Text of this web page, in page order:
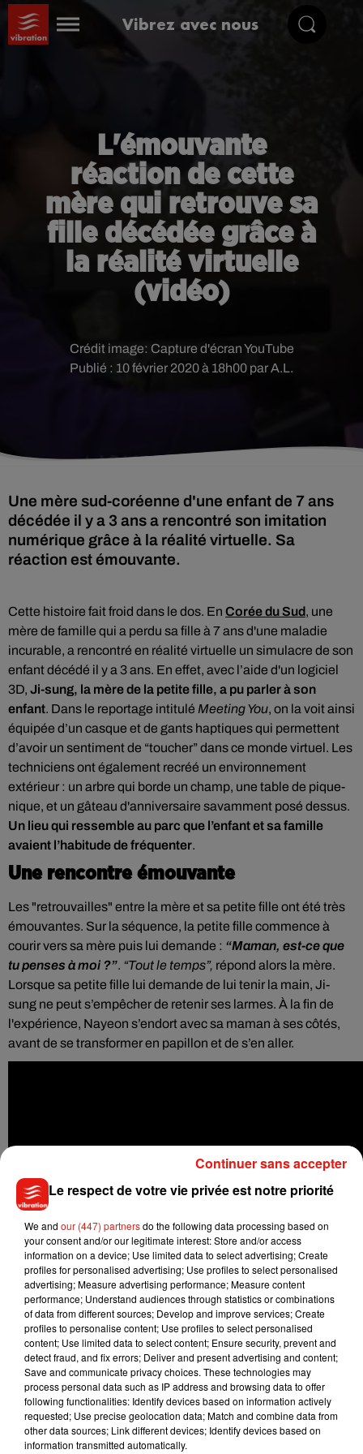
Vibrez avec nous
L'émouvante
réaction de cette
mère qui retrouve sa
fille décédée grâce à
la réalité virtuelle
(vidéo)
Publié : 10 février 2020 à 18h00 par A.L.
Crédit image: Capture d'écran YouTube
Une mère sud-coréenne d'une enfant de 7 ans
décédée il y a 3 ans a rencontré son imitation
numérique grâce à la réalité virtuelle. Sa
réaction est émouvante.
Cette histoire fait froid dans le dos. En Corée du Sud, une
mère de famille qui a perdu sa fille à 7 ans d'une maladie
incurable, a rencontré en réalité virtuelle un simulacre de son
enfant décédé il y a 3 ans. En effet, avec l’aide d'un logiciel
3D, Ji-sung, la mère de la petite fille, a pu parler à son
enfant. Dans le reportage intitulé Meeting You, on la voit ainsi
équipée d’un casque et de gants haptiques qui permettent
d’avoir un sentiment de “toucher” dans ce monde virtuel. Les
techniciens ont également recréé un environnement
extérieur : un arbre qui borde un champ, une table de pique-
nique, et un gâteau d'anniversaire savamment posé dessus.
Un lieu qui ressemble au parc que l’enfant et sa famille
avaient l’habitude de fréquenter.
Une rencontre émouvante
Les "retrouvailles" entre la mère et sa petite fille ont été très
émouvantes. Sur la séquence, la petite fille commence à
courir vers sa mère puis lui demande : “Maman, est-ce que
tu penses à moi ?”. “Tout le temps”, répond alors la mère.
Lorsque sa petite fille lui demande de lui tenir la main, Ji-
sung ne peut s’empêcher de retenir ses larmes. À la fin de
l'expérience, Nayeon s’endort avec sa maman à ses côtés,
avant de se transformer en papillon et de s’en aller.
Si cette technologie fait débat,Cnewsrappelle que
cettedernière est notamment utilisée par des professionnels
de la santé pour soigner les phobies.
Le respect de votre vie privée est notre priorité
We and our (447) partnersdo the following data processing based on
your consent and/or our legitimate interest: Store and/or access
information on a device; Use limited data to select advertising; Create
profiles for personalised advertising; Use profiles to select personalised
advertising; Measure advertising performance; Measure content
performance; Understand audiences through statistics or combinations
of data from different sources; Develop and improve services; Create
profiles to personalise content; Use profiles to select personalised
content; Use limited data to select content; Ensure security, prevent and
detect fraud, and fix errors; Deliver and present advertising and content;
Save and communicate privacy choices. These technologies may
process personal data such as IP address and browsing data to offer
following functionalities: Identify devices based on information actively
requested; Use precise geolocation data; Match and combine data from
other data sources; Link different devices; Identify devices based on
information transmitted automatically.
Continuer sans accepter